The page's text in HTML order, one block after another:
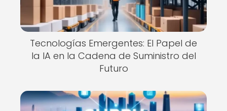
Tecnologías Emergentes: El Papel de
la IA en la Cadena de Suministro del
Futuro